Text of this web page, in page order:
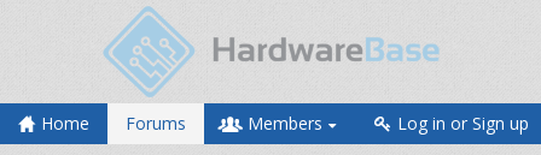
Home Forums Members Log in or Sign up